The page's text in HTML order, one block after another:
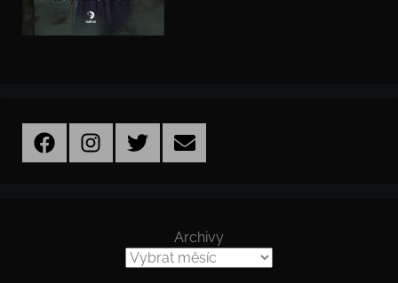
FacebookInstagramTwitter Email
Archivy